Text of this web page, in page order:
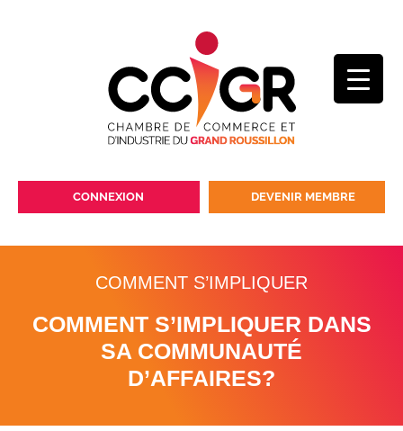
CONNEXION DEVENIR MEMBRE
COMMENT S’IMPLIQUER
COMMENT S’IMPLIQUER DANS
SA COMMUNAUTÉ
D’AFFAIRES?